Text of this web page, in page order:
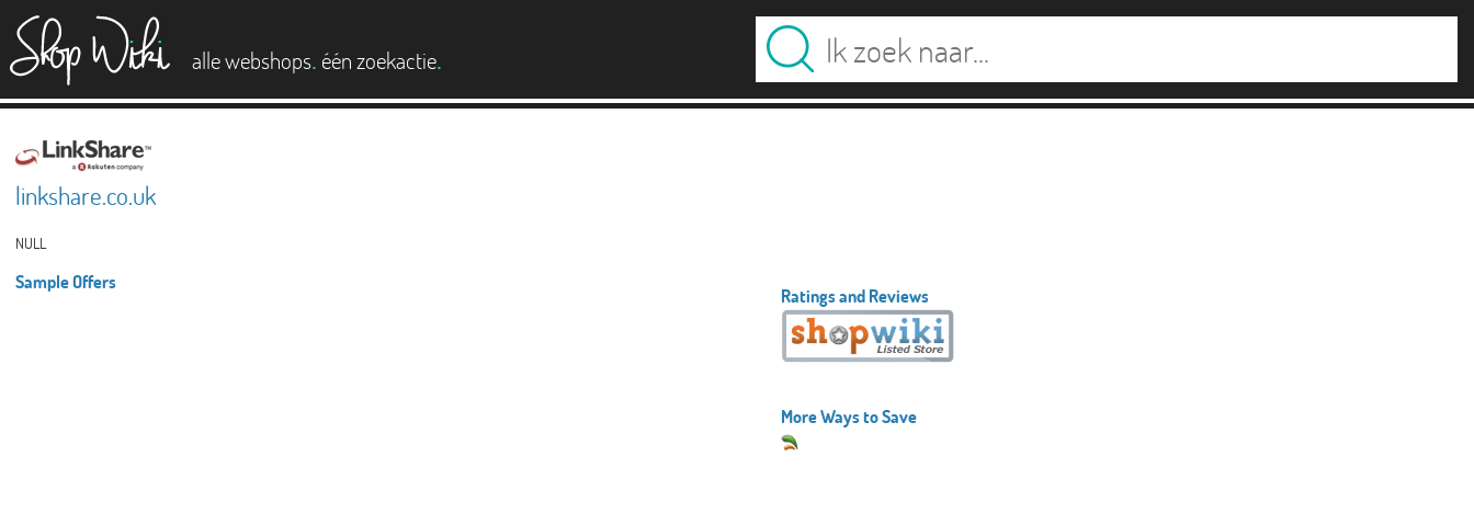
alle webshops. één zoekactie.
linkshare.co.uk
NULL
Sample Offers
Ratings and Reviews
More Ways to Save